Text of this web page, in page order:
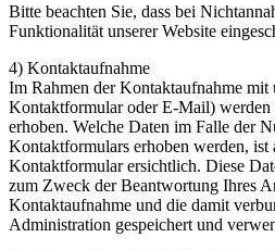
Bitte beachten Sie, dass bei
Funktionalität unserer Website
4) Kontaktaufnahme
Im Rahmen der Kontaktaufnahme mit
Kontaktformular oder E-Mail) werden
erhoben. Welche Daten im Falle der
Kontaktformulars erhoben werden, ist
Kontaktformular ersichtlich. Diese
zum Zweck der Beantwortung Ihres
Kontaktaufnahme und die damit
Administration gespeichert und